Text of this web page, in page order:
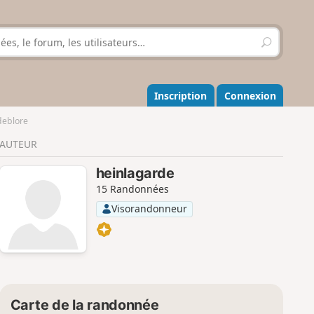
R
e
h
e
r
r
Inscription Connexion
AUTEUR
heinlagarde
15 Randonnées
Visorandonneur
Carte de la randonnée